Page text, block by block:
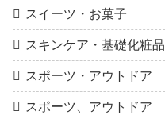
スイーツ・お菓子
スキンケア・基礎化粧品
スポーツ・アウトドア
スポーツ、アウトドア